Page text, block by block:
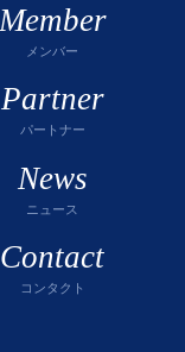
Member
メンバー
Partner
パートナー
News
ニュース
Contact
コンタクト